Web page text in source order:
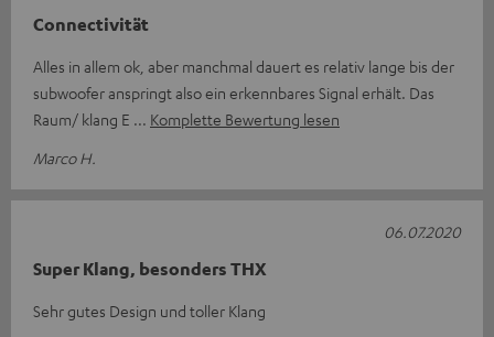
Connectivität
Alles in allem ok, aber manchmal dauert es relativ lange bis der
subwoofer anspringt also ein erkennbares Signal erhält. Das
Raum/ klang E
Komplette Bewertung lesen
Marco H.
Super Klang, besonders THX
Sehr gutes Design und toller Klang
06.07.2020